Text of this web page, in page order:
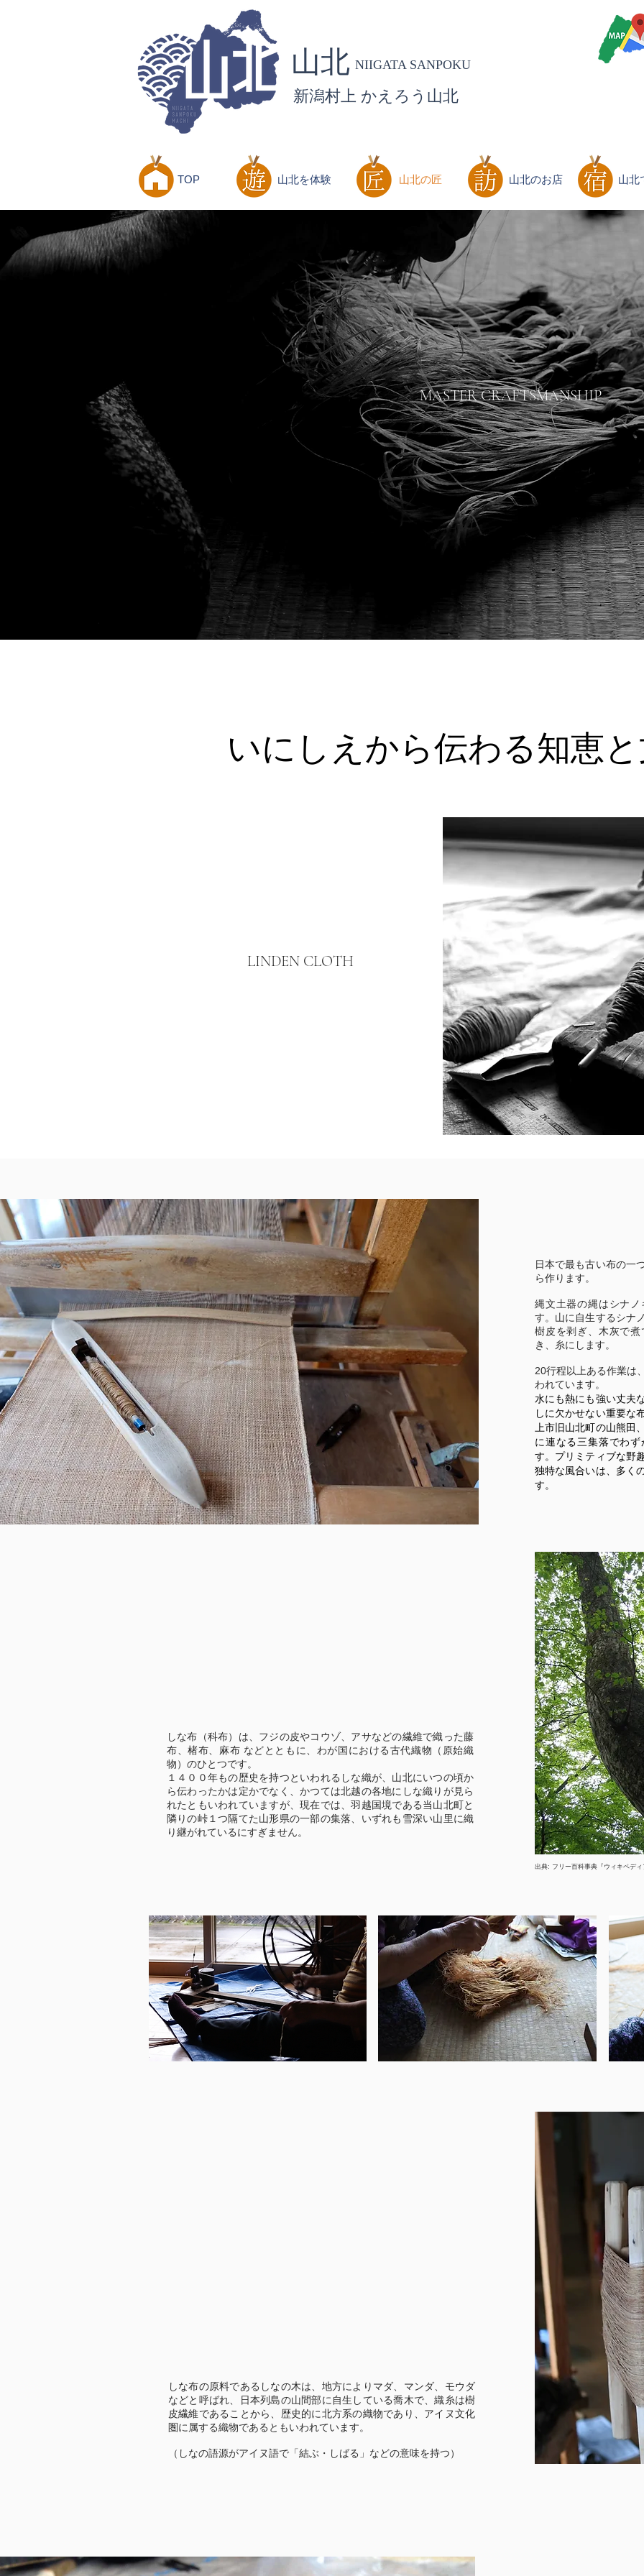
​山北 ​NIIGATA SANPOKU
新潟村上 かえろう山北
TOP 山北を体験 山北の匠 山北のお店 山北
MASTER CRAFTSMANSHIP
匠
いにしえから伝わる知恵
LINDEN CLOTH
日本で最も古い布の一
ら作ります。
縄文土器の縄はシナ
す。山に自生するシナ
樹皮を剥ぎ、木灰で
き、糸にします。
20行程以上ある作業は
われています。
水にも熱にも強い丈夫
しに欠かせない重要な
上市旧山北町の山熊田
に連なる三集落でわ
す。プリミティブな野
独特な風合いは、多く
す。
しな布（科布）は、フジの皮やコウゾ、アサなどの繊維で織った藤
布、楮布、麻布 などとともに、わが国における古代織物（原始織
物）のひとつです。
１４００年もの歴史を持つといわれるしな織が、山北にいつの頃か
ら伝わったかは定かでなく、かつては北越の各地にしな織りが見ら
れたともいわれていますが、現在では、羽越国境である当山北町と
隣りの峠１つ隔てた山形県の一部の集落、いずれも雪深い山里に織
り継がれているにすぎません。
出典: フリー百科事典『ウィキペデ
しな布の原料であるしなの木は、地方によりマダ、マンダ、モウダ
などと呼ばれ、日本列島の山間部に自生している喬木で、織糸は樹
皮繊維であることから、歴史的に北方系の織物であり、アイヌ文化
圏に属する織物であるともいわれています。
（しなの語源がアイヌ語で「結ぶ・しばる」などの意味を持つ）